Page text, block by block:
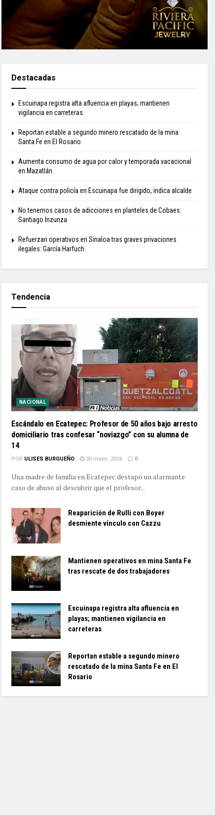
Destacadas
Escuinapa registra alta afluencia en playas; mantienen
vigilancia en carreteras
Reportan estable a segundo minero rescatado de la mina
Santa Fe en El Rosario
Aumenta consumo de agua por calor y temporada vacacional
en Mazatlán
Ataque contra policía en Escuinapa fue dirigido, indica alcalde
No tenemos casos de adicciones en planteles de Cobaes:
Santiago Inzunza
Refuerzan operativos en Sinaloa tras graves privaciones
ilegales: García Harfuch
Tendencia
NACIONAL
Escándalo en Ecatepec: Profesor de 50 años bajo arresto
domiciliario tras confesar “noviazgo” con su alumna de
14
POR ULISES BURGUEÑO 30 mayo, 2026 0
Una madre de familia en Ecatepec destapó un alarmante
caso de abuso al descubrir que el profesor...
Reaparición de Rulli con Boyer
desmiente vínculo con Cazzu
Mantienen operativos en mina Santa Fe
tras rescate de dos trabajadores
Escuinapa registra alta afluencia en
playas; mantienen vigilancia en
carreteras
Reportan estable a segundo minero
rescatado de la mina Santa Fe en El
Rosario